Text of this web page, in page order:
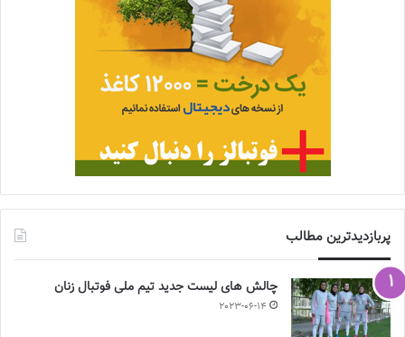
پربازدیدترین مطالب
چالش هاى ليست جدید تيم ملى فوتبال زنان
2023-06-14